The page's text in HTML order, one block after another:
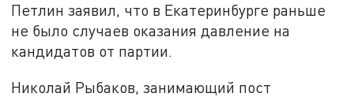
Петлин заявил, что в Екатеринбурге раньше
не было случаев оказания давление на
кандидатов от партии.
Николай Рыбаков, занимающий пост